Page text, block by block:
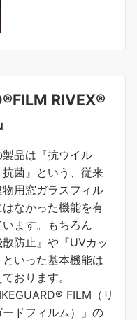
RIVEX®
製品は『抗ウイル
抗菌』という、従来
物用窓ガラスフィル
はなかった機能を有
います。もちろん
散防止』や『UVカッ
といった基本機能は
おります。
FILM（リ
ードフィルム）」の